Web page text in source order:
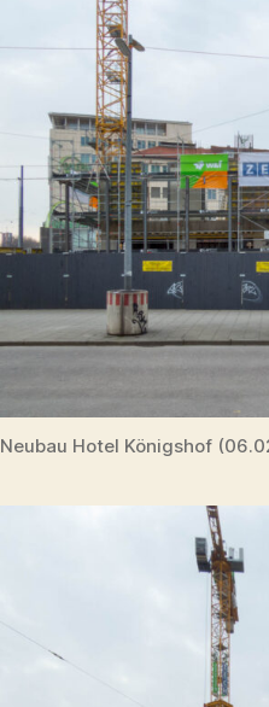
Neubau Hotel Königshof